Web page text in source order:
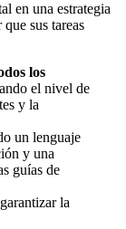
en una estrategia
sus tareas
los
el nivel de
y la
un lenguaje
y una
guías de
la